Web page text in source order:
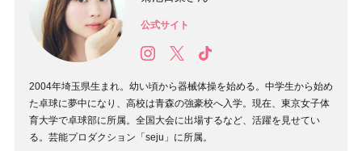
公式サイト
2004年埼玉県生まれ。幼い頃から器械体操を始める。中学生から始め
た卓球に夢中になり、高校は青森の強豪校へ入学。現在、東京女子体
育大学で卓球部に所属。全国大会に出場するなど、活躍を見せてい
る。芸能プロダクション「seju」に所属。